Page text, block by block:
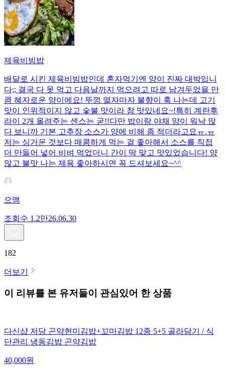
제육비빔밥
배달로 시킨 제육비빔밥인데 혼자먹기엔 양이 진짜 대박입니
다;; 결국 다 못 먹고 다음날까지 먹으려고 따로 남겨두었을 만
큼 혜자로운 양이에요! 뚜껑 열자마자 불향이 훅 나는데 고기
맛이 인위적이지 않고 숯불 맛이라 참 맛있네요~!특히 계란후
라이 2개 올려주는 센스는 굳!! ​다만 밥이랑 야채 양이 워낙 많
다 보니까 기본 고추장 소스가 양에 비해 좀 적더라고요ㅠ.ㅠ
저는 싱거운 것보다 매콤하게 먹는 걸 좋아해서 소스를 직접
더 만들어 넣어 비벼 먹었더니 간이 딱 맞고 맛있었습니다! 양
많고 불맛 나는 제육 좋아하시면 꼭 드셔보세요~^^
으앵
조회수 1.2만26.06.30
182
더보기
이 리뷰를 본 유저들이 관심있어 한 상품
다신샵 저당 곤약현미김밥+꼬마김밥 12종 5+5 골라담기 / 식
단관리 냉동김밥 곤약김밥
40,000원